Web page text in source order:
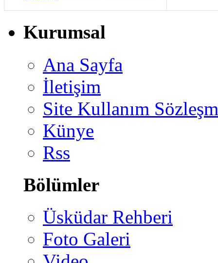
Kurumsal
Ana Sayfa
İletişim
Site Kullanım
Künye
Rss
Bölümler
Üsküdar Rehberi
Foto Galeri